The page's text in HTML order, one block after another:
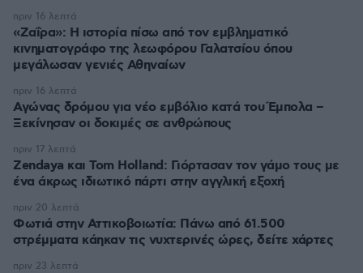
«Ζαΐρα»: Η ιστορία πίσω από τον εμβληματικό
κινηματογράφο της λεωφόρου Γαλατσίου όπου
μεγάλωσαν γενιές Αθηναίων
πριν 16 λεπτά
Αγώνας δρόμου για νέο εμβόλιο κατά του Έμπολα –
Ξεκίνησαν οι δοκιμές σε ανθρώπους
πριν 16 λεπτά
Zendaya και Tom Holland: Γιόρτασαν τον γάμο τους με
ένα άκρως ιδιωτικό πάρτι στην αγγλική εξοχή
πριν 17 λεπτά
Φωτιά στην Αττικοβοιωτία: Πάνω από 61.500
στρέμματα κάηκαν τις νυχτερινές ώρες, δείτε χάρτες
πριν 20 λεπτά
πριν 23 λεπτά